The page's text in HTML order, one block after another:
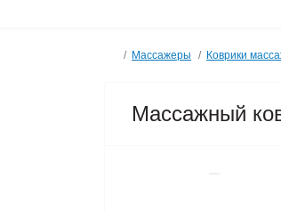
Массажеры Коврики
Массажный